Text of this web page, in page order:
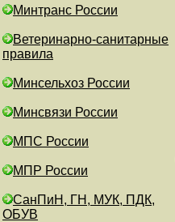
Минтранс России
Ветеринарно-санитарные
правила
Минсельхоз России
Минсвязи России
МПС России
МПР России
СанПиН, ГН, МУК, ПДК,
ОБУВ